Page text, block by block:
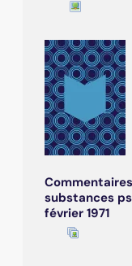
substances
février 1971